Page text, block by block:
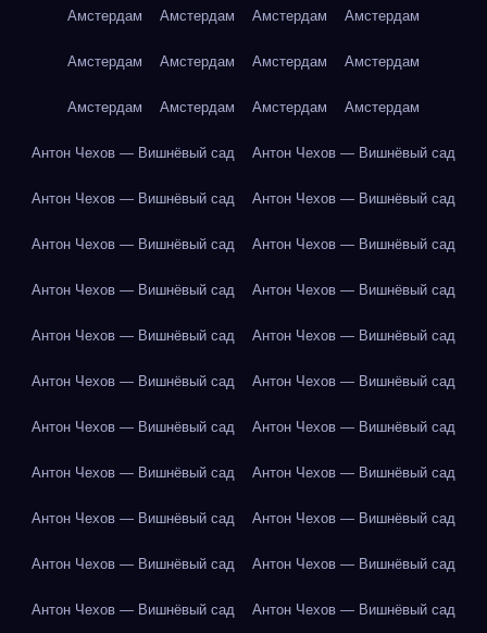
Амстердам Амстердам Амстердам Амстердам
Амстердам Амстердам Амстердам Амстердам
Амстердам Амстердам Амстердам Амстердам
Антон Чехов — Вишнёвый сад Антон Чехов — Вишнёвый сад
Антон Чехов — Вишнёвый сад Антон Чехов — Вишнёвый сад
Антон Чехов — Вишнёвый сад Антон Чехов — Вишнёвый сад
Антон Чехов — Вишнёвый сад Антон Чехов — Вишнёвый сад
Антон Чехов — Вишнёвый сад Антон Чехов — Вишнёвый сад
Антон Чехов — Вишнёвый сад Антон Чехов — Вишнёвый сад
Антон Чехов — Вишнёвый сад Антон Чехов — Вишнёвый сад
Антон Чехов — Вишнёвый сад Антон Чехов — Вишнёвый сад
Антон Чехов — Вишнёвый сад Антон Чехов — Вишнёвый сад
Антон Чехов — Вишнёвый сад Антон Чехов — Вишнёвый сад
Антон Чехов — Вишнёвый сад Антон Чехов — Вишнёвый сад